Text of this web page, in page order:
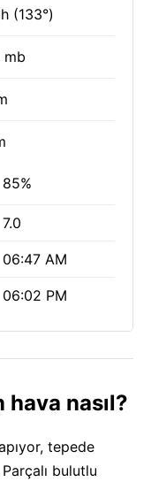
(133°)
mb
85%
7.0
06:47 AM
06:02 PM
nasıl?
tepede
bulutlu